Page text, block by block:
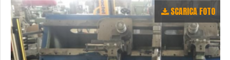
SCARICA FOTO